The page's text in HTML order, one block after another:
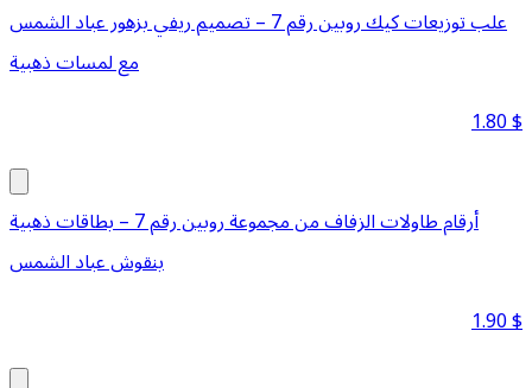
علب توزيعات كيك روبين رقم 7 – تصميم ريفي بزهور عباد الشمس
مع لمسات ذهبية
1.80$
أرقام طاولات الزفاف من مجموعة روبين رقم 7 – بطاقات ذهبية
بنقوش عباد الشمس
1.90$